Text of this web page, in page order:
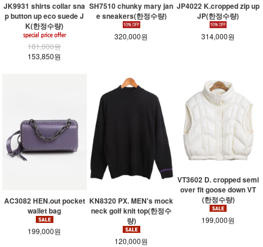
JK9931 shirts collar sna
p button up eco suede J
K(한정수량)
181,000원
153,850원
SH7510 chunky mary jan
e sneakers(한정수량)
320,000원
JP4022 K.cropped zip up
JP(한정수량)
314,000원
AC3082 HEN.out pocket
wallet bag
199,000원
KN8320 PX. MEN's mock
neck golf knit top(한정수
량)
120,000원
VT3602 D. cropped semi
over fit goose down VT
(한정수량)
199,000원